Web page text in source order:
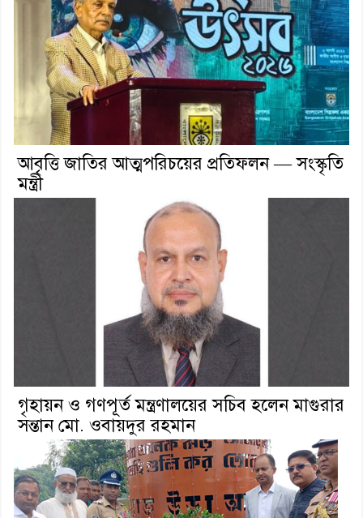
আবৃত্তি জাতির আত্মপরিচয়ের প্রতিফলন — সংস্কৃতি
মন্ত্রী
গৃহায়ন ও গণপূর্ত মন্ত্রণালয়ের সচিব হলেন মাগুরার
সন্তান মো. ওবায়দুর রহমান